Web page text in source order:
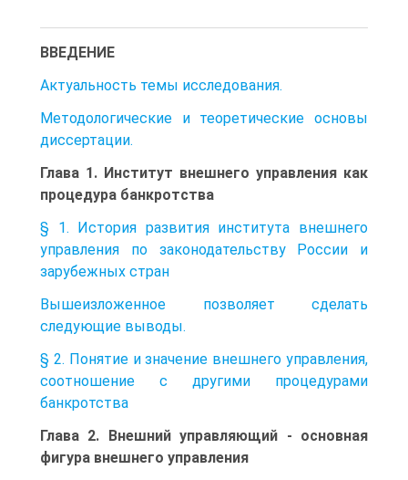
ВВЕДЕНИЕ
Актуальность темы исследования.
Методологические и теоретические основы
диссертации.
Глава 1. Институт внешнего управления как
процедура банкротства
§ 1. История развития института внешнего
управления по законодательству России и
зарубежных стран
Вышеизложенное позволяет сделать
следующие выводы.
§ 2. Понятие и значение внешнего управления,
соотношение с другими процедурами
банкротства
Глава 2. Внешний управляющий - основная
фигура внешнего управления